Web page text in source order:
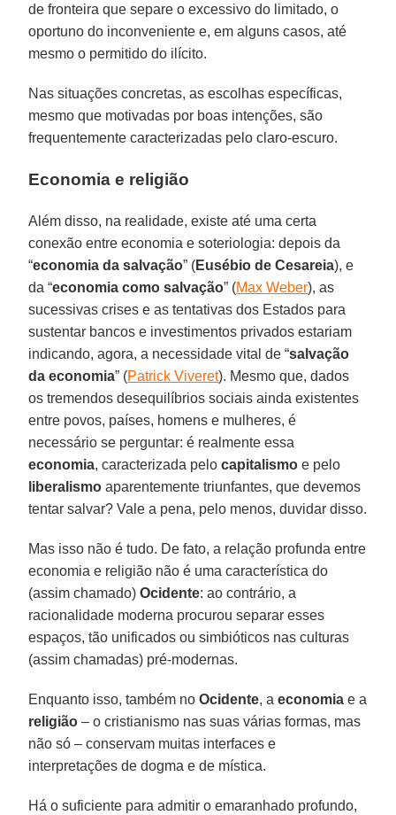
de fronteira que separe o excessivo do limitado, o
oportuno do inconveniente e, em alguns casos, até
mesmo o permitido do ilícito.
Nas situações concretas, as escolhas específicas,
mesmo que motivadas por boas intenções, são
frequentemente caracterizadas pelo claro-escuro.
Economia e religião
Além disso, na realidade, existe até uma certa
conexão entre economia e soteriologia: depois da
“economia da salvação” (Eusébio de Cesareia), e
da “economia como salvação” (Max Weber), as
sucessivas crises e as tentativas dos Estados para
sustentar bancos e investimentos privados estariam
indicando, agora, a necessidade vital de “salvação
da economia” (Patrick Viveret). Mesmo que, dados
os tremendos desequilíbrios sociais ainda existentes
entre povos, países, homens e mulheres, é
necessário se perguntar: é realmente essa
economia, caracterizada pelocapitalismo e pelo
liberalismo aparentemente triunfantes, que devemos
tentar salvar? Vale a pena, pelo menos, duvidar disso.
Mas isso não é tudo. De fato, a relação profunda entre
economia e religião não é uma característica do
(assim chamado)Ocidente: ao contrário, a
racionalidade moderna procurou separar esses
espaços, tão unificados ou simbióticos nas culturas
(assim chamadas) pré-modernas.
Enquanto isso, também noOcidente, aeconomia e a
religião – o cristianismo nas suas várias formas, mas
não só – conservam muitas interfaces e
interpretações de dogma e de mística.
Há o suficiente para admitir o emaranhado profundo,